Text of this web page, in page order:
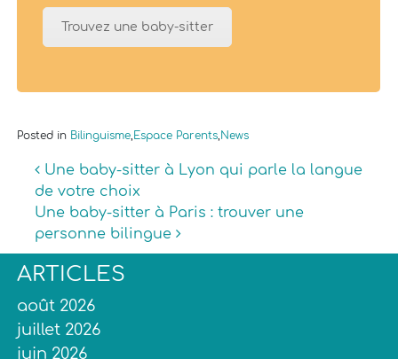
Trouvez une baby-sitter
Posted in Bilinguisme, Espace Parents, News
Navigation
Une baby-sitter à Lyon qui parle la langue
de votre choix
Une baby-sitter à Paris : trouver une
personne bilingue
ARTICLES
août 2026
juillet 2026
juin 2026